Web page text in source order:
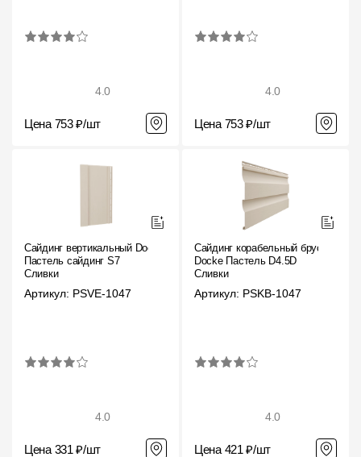
Пластиковые водосточные системы
Водосборник
Документация
Документация
Инструкции по монтажу
Технические листы
Сертификаты
Текстуры
4.0
Цена 753 ₽/шт
4.0
Цена 753 ₽/шт
Сайдинг вертикальный Docke
Пастель сайдинг S7
Сливки
Артикул: PSVE-1047
4.0
Цена 331 ₽/шт
Сайдинг корабельный брус
Docke Пастель D4.5D
Сливки
Артикул: PSKB-1047
4.0
Цена 421 ₽/шт